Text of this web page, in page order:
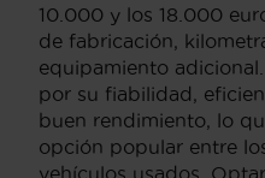
10.000 y los 18.000
de fabricación,
equipamiento
por su fiabilidad,
buen rendimiento, lo
opción popular entre
vehículos usados.